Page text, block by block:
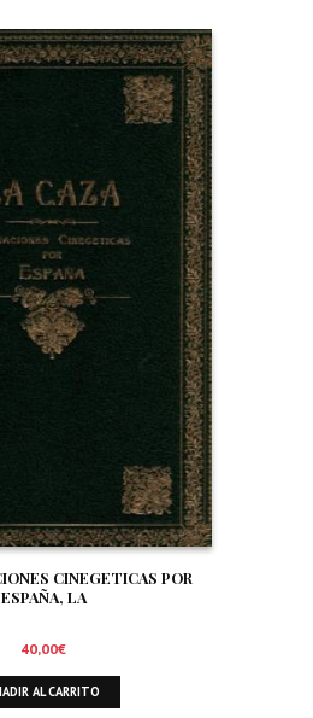
CINEGETICAS POR
ESPAÑA, LA
40,00€
AL CARRITO